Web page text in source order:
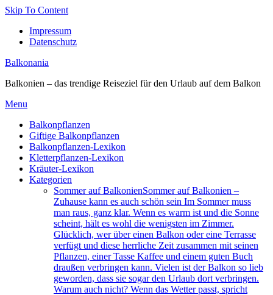
Skip To Content
Impressum
Datenschutz
Balkonania
Balkonien – das trendige Reiseziel für den Urlaub auf dem Balkon
Menu
Balkonpflanzen
Giftige Balkonpflanzen
Balkonpflanzen-Lexikon
Kletterpflanzen-Lexikon
Kräuter-Lexikon
Kategorien
Sommer auf BalkonienSommer auf Balkonien –
Zuhause kann es auch schön sein Im Sommer muss
man raus, ganz klar. Wenn es warm ist und die Sonne
scheint, hält es wohl die wenigsten im Zimmer.
Glücklich, wer über einen Balkon oder eine Terrasse
verfügt und diese herrliche Zeit zusammen mit seinen
Pflanzen, einer Tasse Kaffee und einem guten Buch
draußen verbringen kann. Vielen ist der Balkon so lieb
geworden, dass sie sogar den Urlaub dort verbringen.
Warum auch nicht? Wenn das Wetter passt, spricht